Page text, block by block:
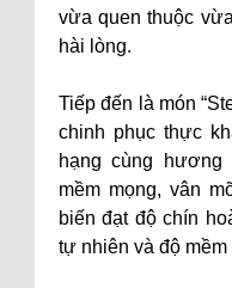
vừa quen thuộc
hài lòng.
Tiếp đến là món
chinh phục thực
hạng cùng hương
mềm mọng, vân
biến đạt độ chín
tự nhiên và độ mềm